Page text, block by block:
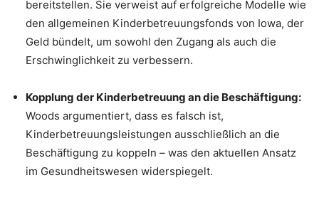
bereitstellen. Sie verweist auf erfolgreiche Modelle wie
den allgemeinen Kinderbetreuungsfonds von Iowa, der
Geld bündelt, um sowohl den Zugang als auch die
Erschwinglichkeit zu verbessern.
Kopplung der Kinderbetreuung an die Beschäftigung:
Woods argumentiert, dass es falsch ist,
Kinderbetreuungsleistungen ausschließlich an die
Beschäftigung zu koppeln – was den aktuellen Ansatz
im Gesundheitswesen widerspiegelt.